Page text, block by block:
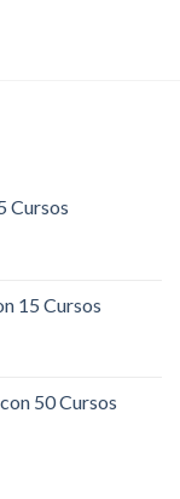
Cursos
15 Cursos
50 Cursos